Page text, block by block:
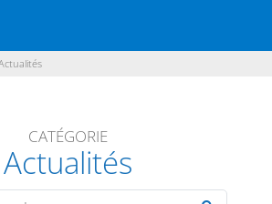
POINTS DE VENTE
PARTICIPER
CATÉGORIE
Actualités